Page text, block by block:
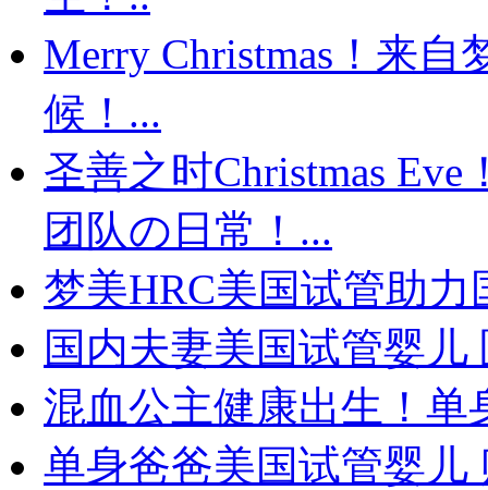
Merry Christmas！来
候！...
圣善之时Christmas
团队の日常！...
梦美HRC美国试管助
国内夫妻美国试管婴
混血公主健康出生！单
单身爸爸美国试管婴儿